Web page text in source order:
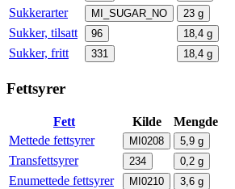
Sukkerarter MI_SUGAR_NO 23 g
Sukker, tilsatt 96 18,4 g
Sukker, fritt 331 18,4 g
Fettsyrer
Fett Kilde
Mengde
Mettede fettsyrer
MI0208 5,9 g
Transfettsyrer 234 0,2 g
Enumettede fettsyrer MI0210 3,6 g